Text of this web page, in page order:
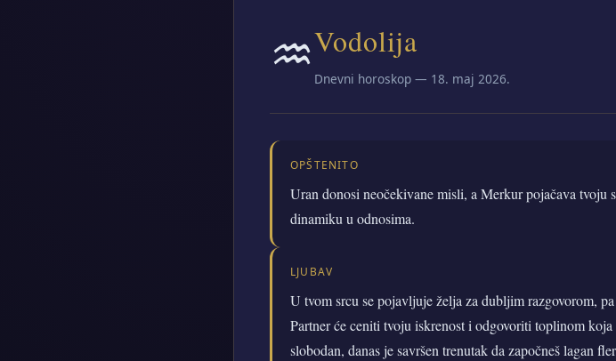
♒Vodolija
Dnevni horoskop — 18. maj 2026.
OPŠTENITO
Uran donosi neočekivane misli, a Merkur pojačava tvoju
dinamiku u odnosima.
LJUBAV
U tvom srcu se pojavljuje želja za dubljim razgovorom,
Partner će ceniti tvoju iskrenost i odgovoriti toplinom
slobodan, danas je savršen trenutak da započneš lagan